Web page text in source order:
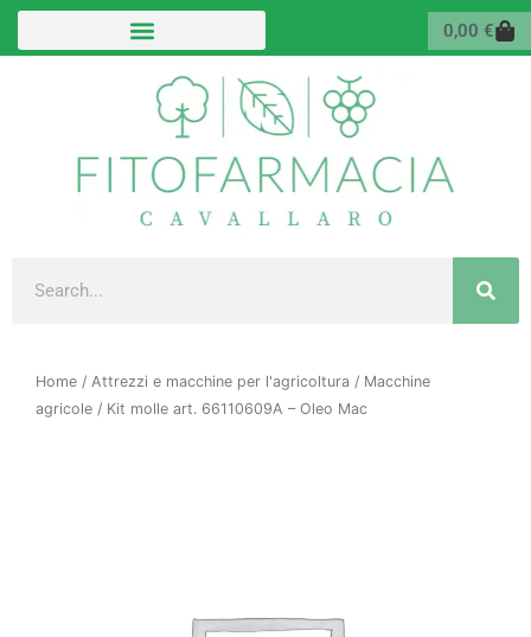
Vai
0,00 €
Home / Attrezzi e macchine per l'agricoltura / Macchine
agricole / Kit molle art. 66110609A – Oleo Mac